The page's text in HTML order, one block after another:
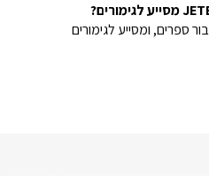
ספרים, ומסייע לגימורים